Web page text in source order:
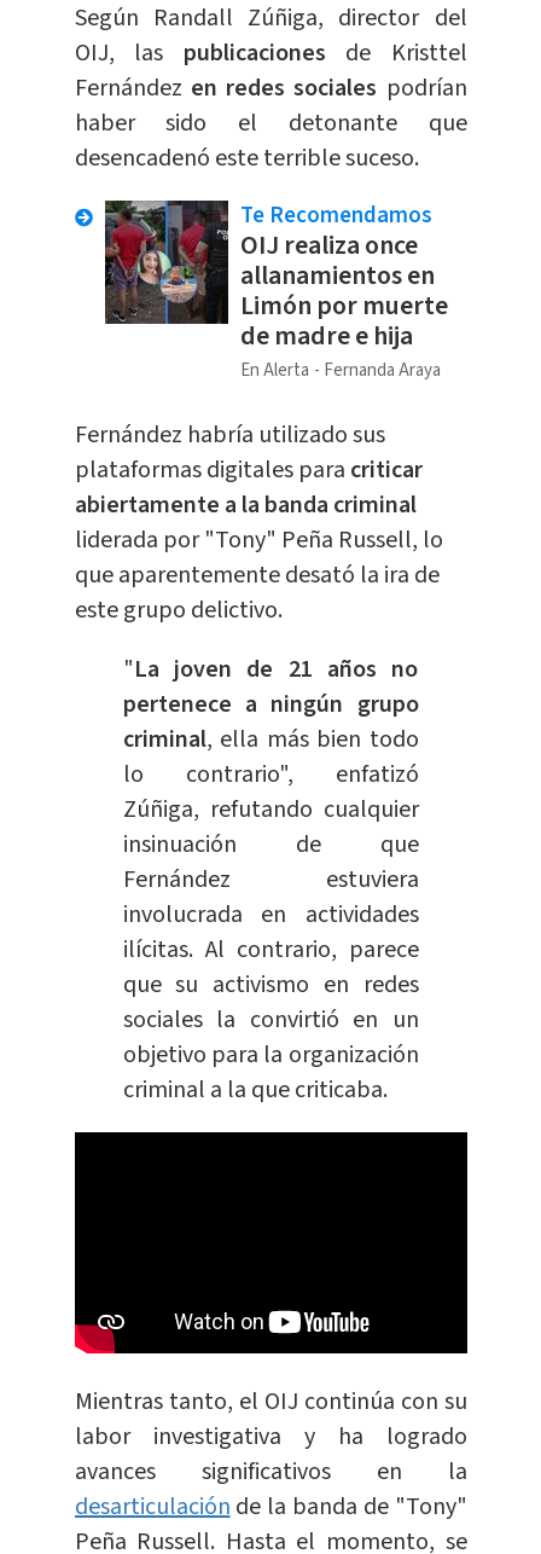
Según Randall Zúñiga, director del
OIJ, las publicaciones de Kristtel
Fernández en redes sociales podrían
haber sido el detonante que
desencadenó este terrible suceso.
Te Recomendamos
OIJ realiza once
allanamientos en
Limón por muerte
de madre e hija
En Alerta Fernanda Araya
Fernández habría utilizado sus
plataformas digitales para criticar
abiertamente a la banda criminal
liderada por "Tony" Peña Russell, lo
que aparentemente desató la ira de
estegrupo delictivo.
"La joven de 21 años no
pertenece a ningún grupo
criminal, ella más bien todo
lo contrario", enfatizó
Zúñiga, refutando cualquier
insinuación de que
Fernández estuviera
involucrada en actividades
ilícitas. Al contrario, parece
que su activismo en redes
sociales la convirtió en un
objetivo para la organización
criminal a la que criticaba.
Mientras tanto, el OIJ continúa con su
labor investigativa y ha logrado
avances significativos en la
desarticulaciónde la banda de "Tony"
Peña Russell. Hasta el momento, se